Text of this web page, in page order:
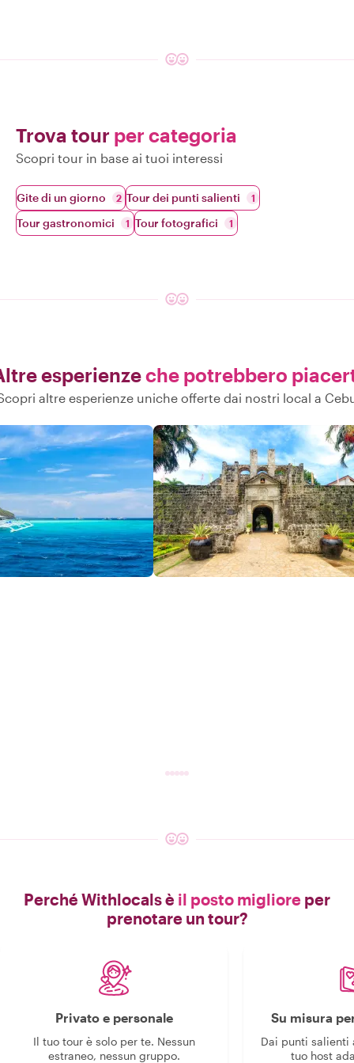
Trova tour per categoria
Scopri tour in base ai tuoi interessi
Gite di un giorno 2 Tour dei punti salienti 1
Tour gastronomici 1 Tour fotografici 1
esperienzeche potrebbero
altre esperienze uniche offerte dai nostri local a
Perché Withlocals è il posto migliore per
prenotare un tour?
Privato e personale
Il tuo tour è solo per te. Nessun
estraneo, nessun gruppo.
Su misura
Dai punti salienti
tuo host